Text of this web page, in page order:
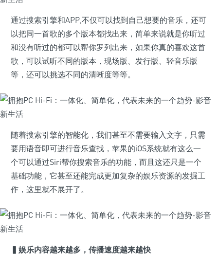
通过搜索引擎和APP,不仅可以找到自己想要的音乐，还可
以把同一首歌的多个版本都找出来，简单来说就是你听过
和没有听过的都可以帮你罗列出来，如果你真的喜欢这首
歌，可以试听不同的版本，现场版、发行版、轻音乐版
等，还可以挑选不同的清晰度等等。
随着搜索引擎的智能化，我们甚至不需要输入文字，只需
要用语音即可进行音乐查找，苹果的iOS系统就有这么一
个可以通过Siri帮你搜索音乐的功能，而且这还只是一个
基础功能，它甚至还能完成更加复杂的娱乐资源的发掘工
作，这里就不展开了。
▍娱乐内容越来越多，传播速度越来越快